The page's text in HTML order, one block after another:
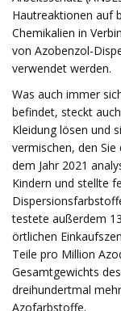
Hautreaktionen auf
Chemikalien in
von Azobenzol-
verwendet werden.
Was auch immer
befindet, steckt
Kleidung lösen und
vermischen, den
dem Jahr 2021
Kindern und stellte
testete außerdem
örtlichen
Teile pro Million
Gesamtgewichts
dreihundertmal
Azofarbstoffe.